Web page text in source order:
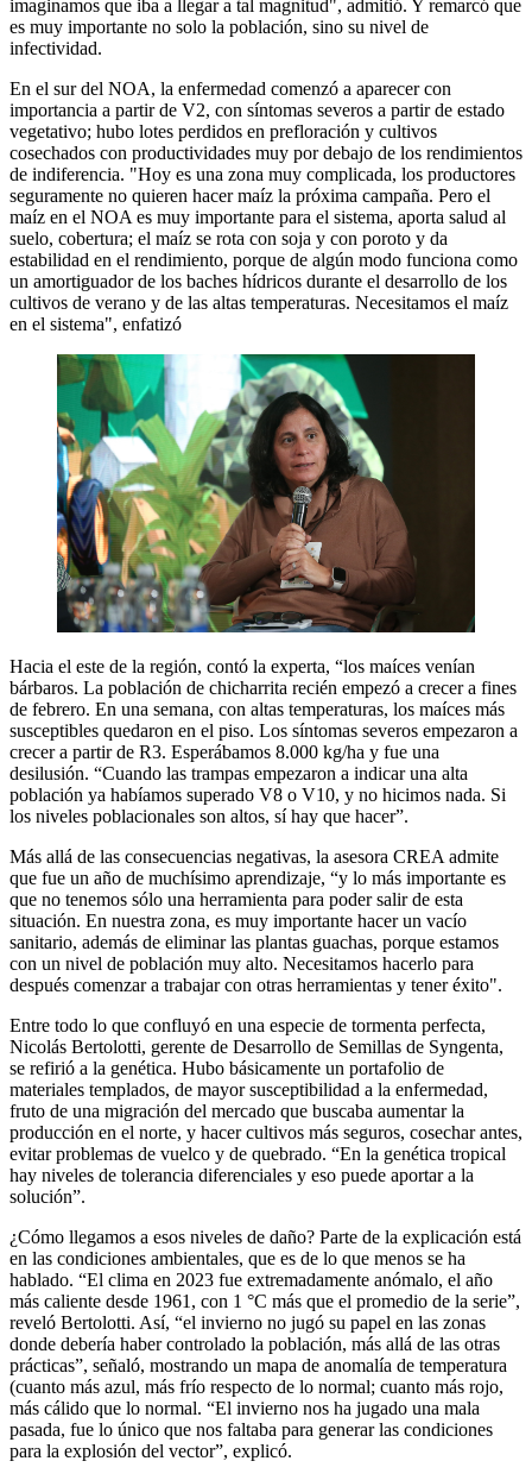
imaginamos que iba a llegar a tal magnitud", admitió. Y remarcó que
es muy importante no solo la población, sino su nivel de
infectividad.
En el sur del NOA, la enfermedad comenzó a aparecer con
importancia a partir de V2, con síntomas severos a partir de estado
vegetativo; hubo lotes perdidos en prefloración y cultivos
cosechados con productividades muy por debajo de los rendimientos
de indiferencia. "Hoy es una zona muy complicada, los productores
seguramente no quieren hacer maíz la próxima campaña. Pero el
maíz en el NOA es muy importante para el sistema, aporta salud al
suelo, cobertura; el maíz se rota con soja y con poroto y da
estabilidad en el rendimiento, porque de algún modo funciona como
un amortiguador de los baches hídricos durante el desarrollo de los
cultivos de verano y de las altas temperaturas. Necesitamos el maíz
en el sistema", enfatizó
Hacia el este de la región, contó la experta, “los maíces venían
bárbaros. La población de chicharrita recién empezó a crecer a fines
de febrero. En una semana, con altas temperaturas, los maíces más
susceptibles quedaron en el piso. Los síntomas severos empezaron a
crecer a partir de R3. Esperábamos 8.000 kg/ha y fue una
desilusión. “Cuando las trampas empezaron a indicar una alta
población ya habíamos superado V8 o V10, y no hicimos nada. Si
los niveles poblacionales son altos, sí hay que hacer”.
Más allá de las consecuencias negativas, la asesora CREA admite
que fue un año de muchísimo aprendizaje, “y lo más importante es
que no tenemos sólo una herramienta para poder salir de esta
situación. En nuestra zona, es muy importante hacer un vacío
sanitario, además de eliminar las plantas guachas, porque estamos
con un nivel de población muy alto. Necesitamos hacerlo para
después comenzar a trabajar con otras herramientas y tener éxito".
Entre todo lo que confluyó en una especie de tormenta perfecta,
Nicolás Bertolotti, gerente de Desarrollo de Semillas de Syngenta,
se refirió a la genética. Hubo básicamente un portafolio de
materiales templados, de mayor susceptibilidad a la enfermedad,
fruto de una migración del mercado que buscaba aumentar la
producción en el norte, y hacer cultivos más seguros, cosechar antes,
evitar problemas de vuelco y de quebrado. “En la genética tropical
hay niveles de tolerancia diferenciales y eso puede aportar a la
solución”.
¿Cómo llegamos a esos niveles de daño? Parte de la explicación está
en las condiciones ambientales, que es de lo que menos se ha
hablado. “El clima en 2023 fue extremadamente anómalo, el año
más caliente desde 1961, con 1 °C más que el promedio de la serie”,
reveló Bertolotti. Así, “el invierno no jugó su papel en las zonas
donde debería haber controlado la población, más allá de las otras
prácticas”, señaló, mostrando un mapa de anomalía de temperatura
(cuanto más azul, más frío respecto de lo normal; cuanto más rojo,
más cálido que lo normal. “El invierno nos ha jugado una mala
pasada, fue lo único que nos faltaba para generar las condiciones
para la explosión del vector”, explicó.